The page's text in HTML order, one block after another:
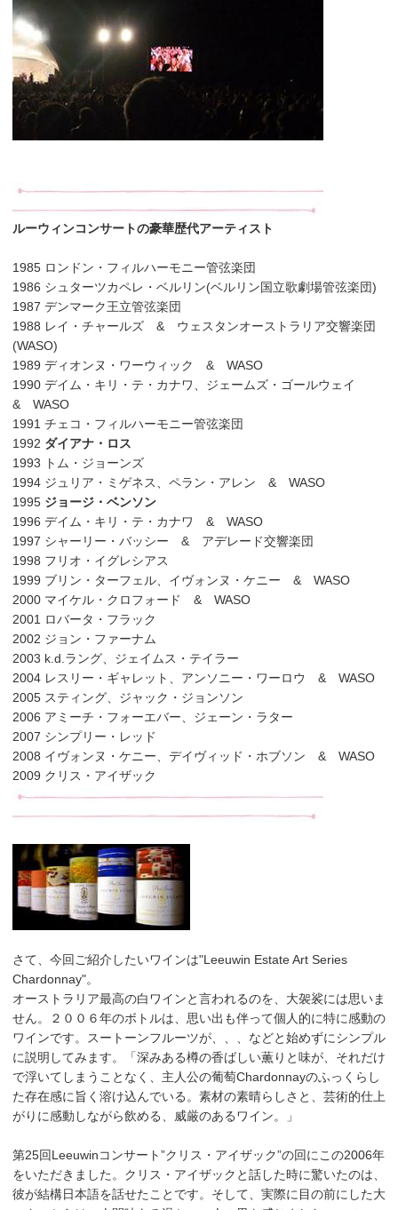
ルーウィンコンサートの豪華歴代アーティスト
1985 ロンドン・フィルハーモニー管弦楽団
1986 シュターツカペレ・ベルリン(ベルリン国立歌劇場管弦楽団)
1987 デンマーク王立管弦楽団
1988 レイ・チャールズ & ウェスタンオーストラリア交響楽団
(WASO)
1989 ディオンヌ・ワーウィック & WASO
1990 デイム・キリ・テ・カナワ、ジェームズ・ゴールウェイ
& WASO
1991 チェコ・フィルハーモニー管弦楽団
1992 ダイアナ・ロス
1993 トム・ジョーンズ
1994 ジュリア・ミゲネス、ペラン・アレン & WASO
1995 ジョージ・ベンソン
1996 デイム・キリ・テ・カナワ & WASO
1997 シャーリー・バッシー & アデレード交響楽団
1998 フリオ・イグレシアス
1999 ブリン・ターフェル、イヴォンヌ・ケニー & WASO
2000 マイケル・クロフォード & WASO
2001 ロバータ・フラック
2002 ジョン・ファーナム
2003 k.d.ラング、ジェイムス・テイラー
2004 レスリー・ギャレット、アンソニー・ワーロウ & WASO
2005 スティング、ジャック・ジョンソン
2006 アミーチ・フォーエバー、ジェーン・ラター
2007 シンプリー・レッド
2008 イヴォンヌ・ケニー、デイヴィッド・ホブソン & WASO
2009 クリス・アイザック
さて、今回ご紹介したいワインは"Leeuwin Estate Art Series
Chardonnay"。
オーストラリア最高の白ワインと言われるのを、大袈裟には思いま
せん。２００６年のボトルは、思い出も伴って個人的に特に感動の
ワインです。スートーンフルーツが、、、などと始めずにシンプル
に説明してみます。「深みある樽の香ばしい薫りと味が、それだけ
で浮いてしまうことなく、主人公の葡萄Chardonnayのふっくらし
た存在感に旨く溶け込んでいる。素材の素晴らしさと、芸術的仕上
がりに感動しながら飲める、威厳のあるワイン。」
第25回Leeuwinコンサート”クリス・アイザック”の回にこの2006年
をいただきました。クリス・アイザックと話した時に驚いたのは、
彼が結構日本語を話せたことです。そして、実際に目の前にした大